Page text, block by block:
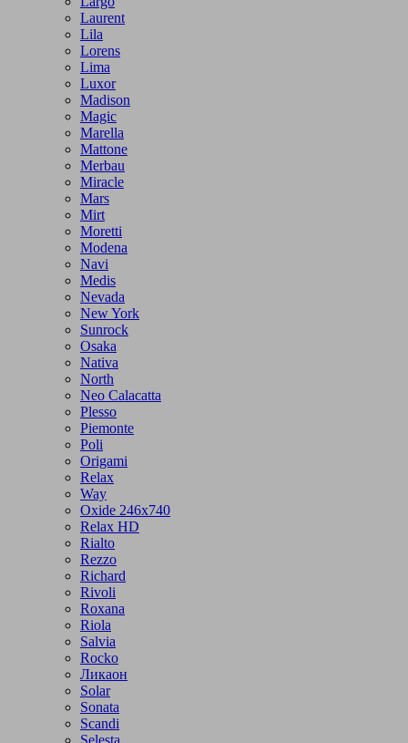
Laurent
Lila
Lorens
Lima
Luxor
Madison
Magic
Marella
Mattone
Merbau
Miracle
Mars
Mirt
Moretti
Modena
Navi
Medis
Nevada
New York
Sunrock
Osaka
Nativa
North
Neo Calacatta
Plesso
Piemonte
Poli
Origami
Relax
Way
Oxide 246x740
Relax HD
Rialto
Rezzo
Richard
Rivoli
Roxana
Riola
Salvia
Rocko
Ликаон
Solar
Sonata
Scandi
Selesta